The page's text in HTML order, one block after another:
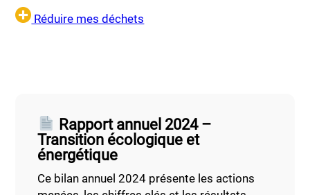
Réduire mes déchets
Rapport annuel 2024 –
Transition écologique et
énergétique
Ce bilan annuel 2024 présente les actions